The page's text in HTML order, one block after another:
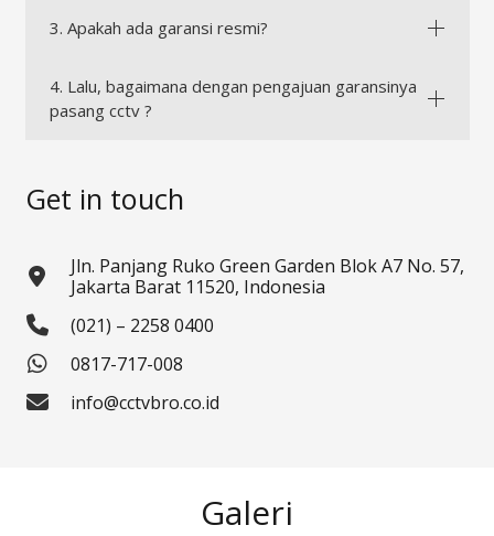
3. Apakah ada garansi resmi?
4. Lalu, bagaimana dengan pengajuan garansinya
pasang cctv ?
Get in touch
Jln. Panjang Ruko Green Garden Blok A7 No. 57,
Jakarta Barat 11520, Indonesia
(021) – 2258 0400
0817-717-008
info@cctvbro.co.id
Galeri